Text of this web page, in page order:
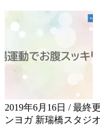
2019年6月16日 / 最終
ンヨガ 新瑞橋スタジオ